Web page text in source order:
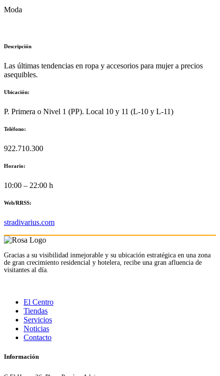
Moda
Descripción
Las últimas tendencias en ropa y accesorios para mujer a precios
asequibles.
Ubicación:
P. Primera o Nivel 1 (PP). Local 10 y 11 (L-10 y L-11)
Teléfono:
922.710.300
Horario:
10:00 – 22:00 h
Web/RRSS:
stradivarius.com
Gracias a su visibilidad inmejorable y su ubicación estratégica en una zona
de gran crecimiento residencial y hotelera, recibe una gran afluencia de
visitantes al día.
El Centro
Tiendas
Servicios
Noticias
Contacto
Información